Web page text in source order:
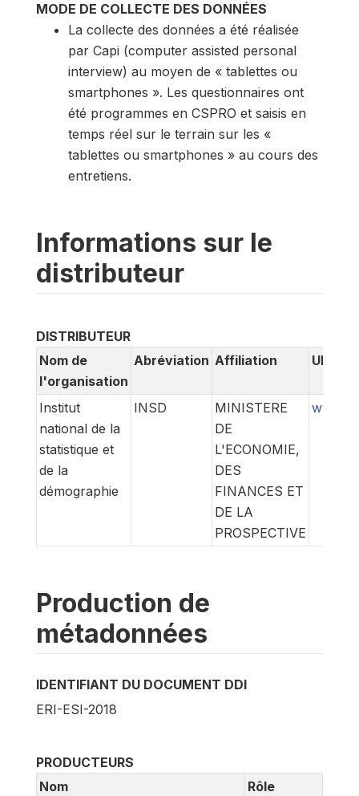
MODE DE COLLECTE DES DONNÉES
La collecte des données a été réalisée
par Capi (computer assisted personal
interview) au moyen de « tablettes ou
smartphones ». Les questionnaires ont
été programmes en CSPRO et saisis en
temps réel sur le terrain sur les «
tablettes ou smartphones » au cours des
entretiens.
Informations sur le
distributeur
DISTRIBUTEUR
Nom de
l'organisation
Abréviation Affiliation URL
Institut
national de la
statistique et
de la
démographie
INSD
MINISTERE
DE
L'ECONOMIE,
DES
FINANCES ET
DE LA
PROSPECTIVE
Production de
métadonnées
IDENTIFIANT DU DOCUMENT DDI
ERI-ESI-2018
PRODUCTEURS
Nom
Rôle